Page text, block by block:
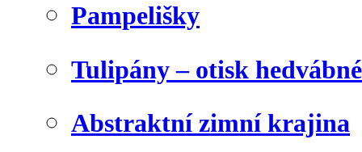
Pampelišky
Tulipány – otisk
Abstraktní zimní krajina